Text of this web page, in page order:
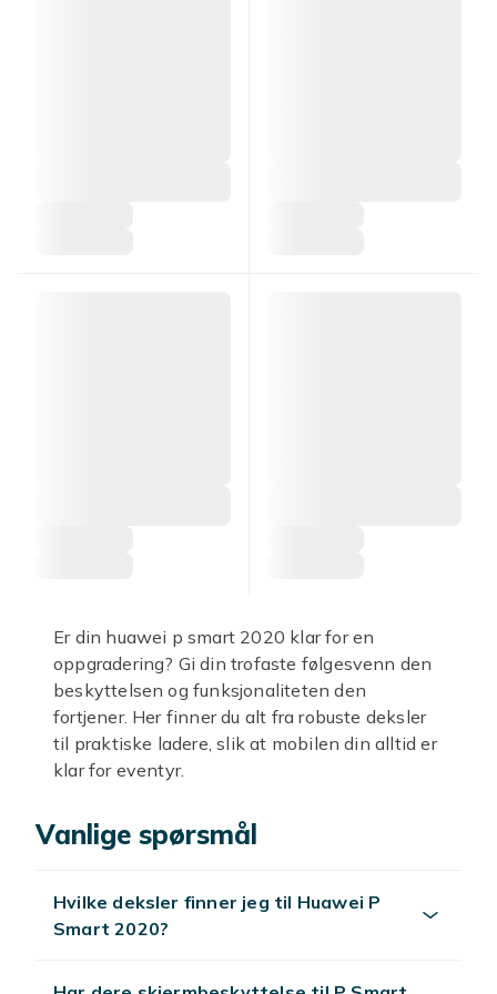
Er din huawei p smart 2020 klar for en
oppgradering? Gi din trofaste følgesvenn den
beskyttelsen og funksjonaliteten den
fortjener. Her finner du alt fra robuste deksler
til praktiske ladere, slik at mobilen din alltid er
klar for eventyr.
kan du puste lettet ut. Velg blant et hav av
du mer omfattende beskyttelse, er et elegant
huawei p smart 2020 etui
Vanlige spørsmål
Hvilke deksler finner jeg til Huawei P
Smart 2020?